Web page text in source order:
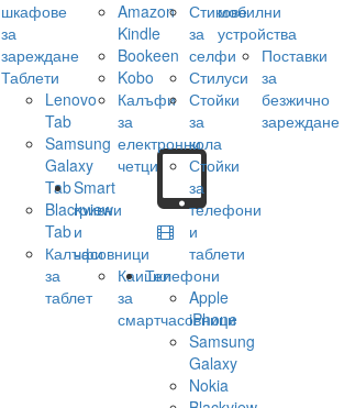
шкафове
за
зареждане
Таблети
Lenovo
Tab
Samsung
Galaxy
Tab
Blackview
Tab
Калъфи
за
таблет
Amazon
Kindle
Bookeen
Kobo
Калъфи
за
електронни
четци
Smart
гривни
и
часовници
Каишки
за
смартчасовници
Стикове
за
селфи
Стилуси
Стойки
за
кола
Стойки
за
телефони
и
таблети
Телефони
Apple
iPhone
Samsung
Galaxy
Nokia
мобилни
устройства
Поставки
за
безжично
зареждане